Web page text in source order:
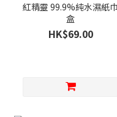
紅精靈 99.9%純水濕紙巾
盒
HK$69.00